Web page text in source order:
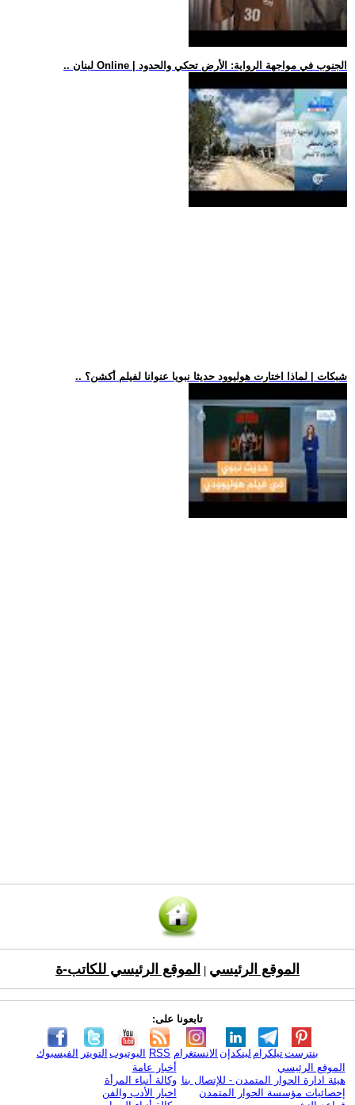
.. لبنان Online | الجنوب في مواجهة الرواية: الأرض تحكي والحدود
.. شبكات | لماذا اختارت هوليوود حديثا نبويا عنوانا لفيلم أكشن؟
الموقع الرئيسي الموقع الرئيسي للكاتب-ة
تابعونا على:
الفيسبوك التويتر اليوتيوب RSS الانستغرام لينكدإن تيلكرامبنترست
الموقع الرئيسي
هيئة ادارة الحوار المتمدن - للإتصال بنا
إحصائيات مؤسسة الحوار المتمدن
أخبار عامة
وكالة أنباء المرأة
اخبار الأدب والفن